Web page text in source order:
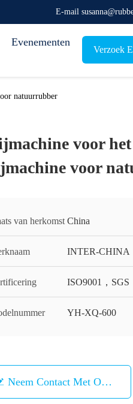
E-mail
Evenementen
Verzoek
natuurrubber
voor
voor
van herkomst China
INTER-CHINA
ISO9001，SGS
YH-XQ-600
Neem Contact Met Ons Op